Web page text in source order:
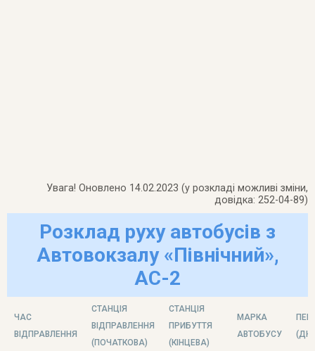
Увага! Оновлено 14.02.2023 (у розкладі можливі зміни,
довідка: 252-04-89)
Розклад руху автобусів з
Автовокзалу «Північний»,
АС-2
ЧАС
ВІДПРАВЛЕННЯ
СТАНЦІЯ
ВІДПРАВЛЕННЯ
(ПОЧАТКОВА)
СТАНЦІЯ
ПРИБУТТЯ
(КІНЦЕВА)
МАРКА
АВТОБУСУ